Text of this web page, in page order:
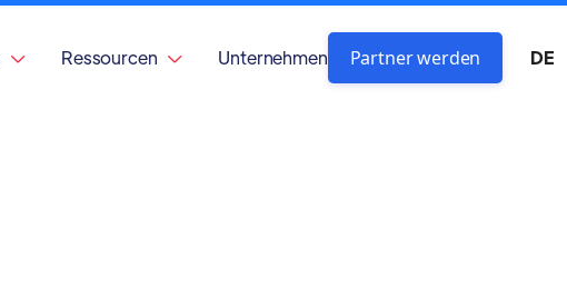
 Ressourcen  Unternehmen Partner werden DE